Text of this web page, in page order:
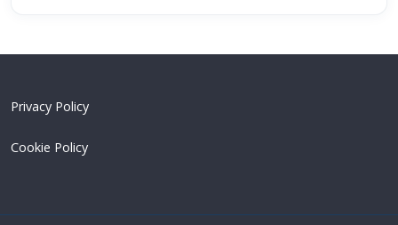
Privacy Policy
Cookie Policy